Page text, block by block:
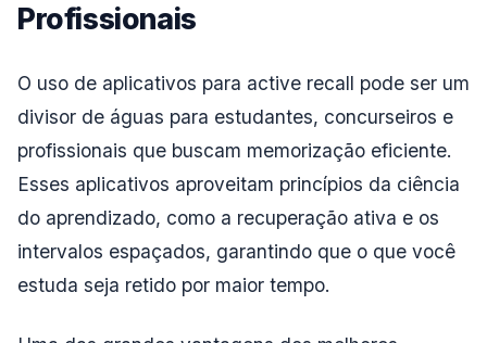
Profissionais
O uso de aplicativos para active recall pode ser um
divisor de águas para estudantes, concurseiros e
profissionais que buscam memorização eficiente.
Esses aplicativos aproveitam princípios da ciência
do aprendizado, como a recuperação ativa e os
intervalos espaçados, garantindo que o que você
estuda seja retido por maior tempo.